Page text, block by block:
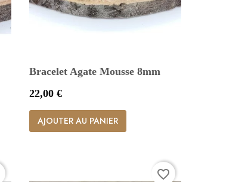
Bracelet Agate Mousse 8mm
Prix
22,00 €
AJOUTER AU PANIER
favorite_border